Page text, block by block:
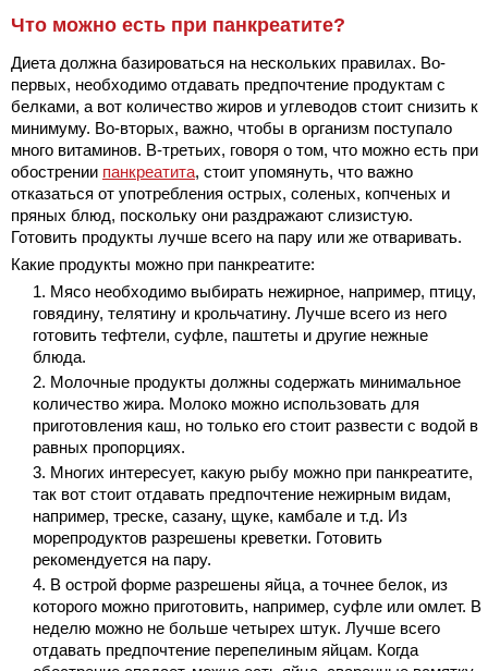
Что можно есть при панкреатите?
Диета должна базироваться на нескольких правилах. Во-
первых, необходимо отдавать предпочтение продуктам с
белками, а вот количество жиров и углеводов стоит снизить к
минимуму. Во-вторых, важно, чтобы в организм поступало
много витаминов. В-третьих, говоря о том, что можно есть при
обострении панкреатита, стоит упомянуть, что важно
отказаться от употребления острых, соленых, копченых и
пряных блюд, поскольку они раздражают слизистую.
Готовить продукты лучше всего на пару или же отваривать.
Какие продукты можно при панкреатите:
Мясо необходимо выбирать нежирное, например, птицу,
говядину, телятину и крольчатину. Лучше всего из него
готовить тефтели, суфле, паштеты и другие нежные
блюда.
Молочные продукты должны содержать минимальное
количество жира. Молоко можно использовать для
приготовления каш, но только его стоит развести с водой в
равных пропорциях.
Многих интересует, какую рыбу можно при панкреатите,
так вот стоит отдавать предпочтение нежирным видам,
например, треске, сазану, щуке, камбале и т.д. Из
морепродуктов разрешены креветки. Готовить
рекомендуется на пару.
В острой форме разрешены яйца, а точнее белок, из
которого можно приготовить, например, суфле или омлет. В
неделю можно не больше четырех штук. Лучше всего
отдавать предпочтение перепелиным яйцам. Когда